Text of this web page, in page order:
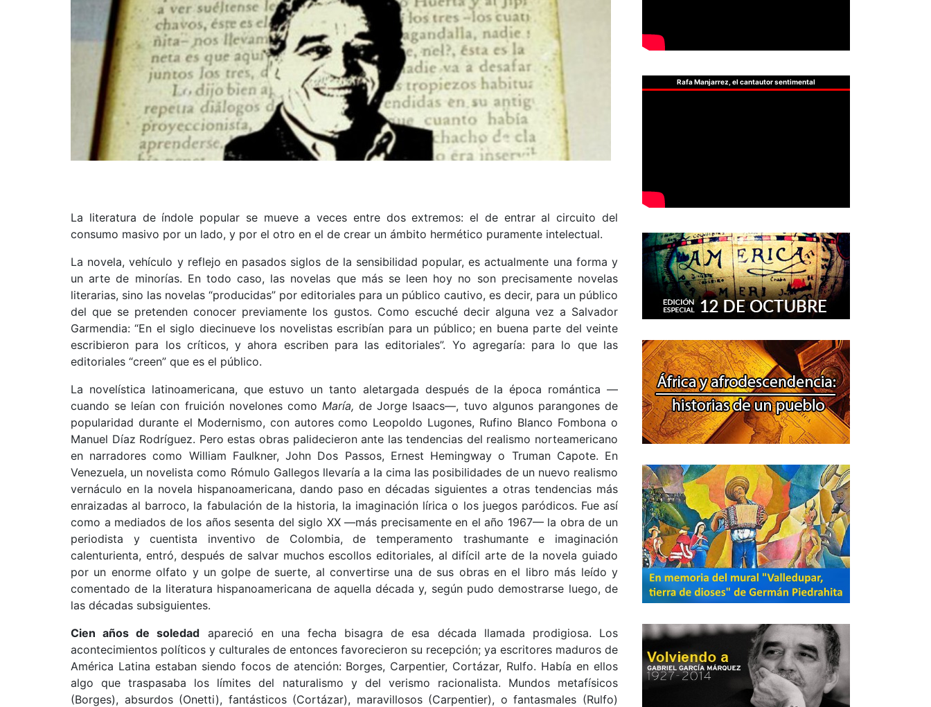
La literatura de índole popular se mueve a veces entre dos extremos: el de entrar al circuito del
consumo masivo por un lado, y por el otro en el de crear un ámbito hermético puramente intelectual.
La novela, vehículo y reflejo en pasados siglos de la sensibilidad popular, es actualmente una forma y
un arte de minorías. En todo caso, las novelas que más se leen hoy no son precisamente novelas
literarias, sino las novelas “producidas” por editoriales para un público cautivo, es decir, para un público
del que se pretenden conocer previamente los gustos. Como escuché decir alguna vez a Salvador
Garmendia: “En el siglo diecinueve los novelistas escribían para un público; en buena parte del veinte
escribieron para los críticos, y ahora escriben para las editoriales”. Yo agregaría: para lo que las
editoriales “creen” que es el público.
La novelística latinoamericana, que estuvo un tanto aletargada después de la época romántica —
cuando se leían con fruición novelones como María, de Jorge Isaacs—, tuvo algunos parangones de
popularidad durante el Modernismo, con autores como Leopoldo Lugones, Rufino Blanco Fombona o
Manuel Díaz Rodríguez. Pero estas obras palidecieron ante las tendencias del realismo norteamericano
en narradores como William Faulkner, John Dos Passos, Ernest Hemingway o Truman Capote. En
Venezuela, un novelista como Rómulo Gallegos llevaría a la cima las posibilidades de un nuevo realismo
vernáculo en la novela hispanoamericana, dando paso en décadas siguientes a otras tendencias más
enraizadas al barroco, la fabulación de la historia, la imaginación lírica o los juegos paródicos. Fue así
como a mediados de los años sesenta del siglo XX —más precisamente en el año 1967— la obra de un
periodista y cuentista inventivo de Colombia, de temperamento trashumante e imaginación
calenturienta, entró, después de salvar muchos escollos editoriales, al difícil arte de la novela guiado
por un enorme olfato y un golpe de suerte, al convertirse una de sus obras en el libro más leído y
comentado de la literatura hispanoamericana de aquella década y, según pudo demostrarse luego, de
las décadas subsiguientes.
Cien años de soledad apareció en una fecha bisagra de esa década llamada prodigiosa. Los
acontecimientos políticos y culturales de entonces favorecieron su recepción; ya escritores maduros de
América Latina estaban siendo focos de atención: Borges, Carpentier, Cortázar, Rulfo. Había en ellos
algo que traspasaba los límites del naturalismo y del verismo racionalista. Mundos metafísicos
(Borges), absurdos (Onetti), fantásticos (Cortázar), maravillosos (Carpentier), o fantasmales (Rulfo)
Rafa Manjarrez, el cantautor sentimental